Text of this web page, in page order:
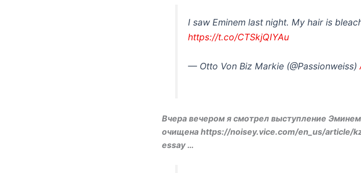
I saw Eminem last night. My hair is
https://t.co/CTSkjQIYAu
— Otto Von Biz Markie (@Passionweiss)
Вчера вечером я смотрел выступление
очищена https://noisey.vice.com/en_us/article/
essay …